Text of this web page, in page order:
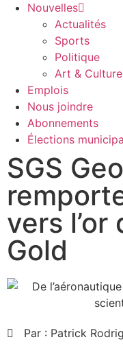
Nouvelles
Actualités
Sports
Politique
Art & Culture
Emplois
Nous joindre
Abonnements
Élections
SGS
vers l’or
Gold
Par : Patrick